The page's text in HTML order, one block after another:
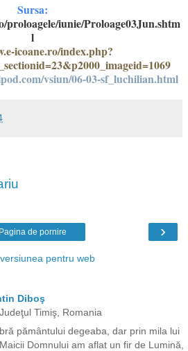
Sursa:
iunie/Proloage03Jun.shtm
l
icoane.ro/index.php?
vsiun/06-03-sf_luchilian.html
›
Pagina de pornire
pentru web
Diboş
Timiş, Romania
pământului degeaba, dar prin mila lui
Domnului am aflat un fir de Lumină,